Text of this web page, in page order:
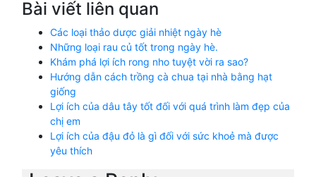
Bài viết liên quan
Các loại thảo dược giải nhiệt ngày hè
Những loại rau củ tốt trong ngày hè.
Khám phá lợi ích rong nho tuyệt vời ra sao?
Hướng dẫn cách trồng cà chua tại nhà bằng hạt
giống
Lợi ích của dâu tây tốt đối với quá trình làm đẹp của
chị em
Lợi ích của đậu đỏ là gì đối với sức khoẻ mà được
yêu thích